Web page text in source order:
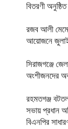
বিতরণী অনুষ্ঠিত
রজব আলী
আয়োজনে
সিরাজগঞ্জে
অংশীজনদের
রহমতগঞ্জ
সভায় প্রধান
বিএনপির